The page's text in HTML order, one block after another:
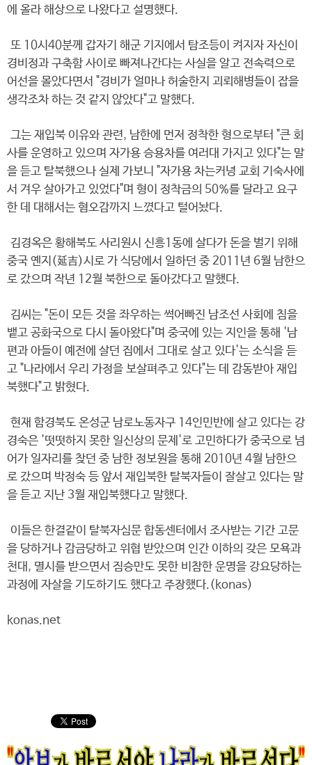
에 올라 해상으로 나왔다고 설명했다.
또 10시40분께 갑자기 해군 기지에서 탐조등이 켜지자 자신이
경비정과 구축함 사이로 빠져나간다는 사실을 알고 전속력으로
어선을 몰았다면서 "경비가 얼마나 허술한지 괴뢰해병들이 잡을
생각조차 하는 것 같지 않았다"고 말했다.
그는 재입북 이유와 관련, 남한에 먼저 정착한 형으로부터 "큰 회
사를 운영하고 있으며 자가용 승용차를 여러대 가지고 있다"는 말
을 듣고 탈북했으나 실제 가보니 "자가용 차는커녕 교회 기숙사에
서 겨우 살아가고 있었다"며 형이 정착금의 50%를 달라고 요구
한 데 대해서는 혐오감까지 느꼈다고 털어놨다.
김경옥은 황해북도 사리원시 신흥1동에 살다가 돈을 벌기 위해
중국 옌지(延吉)시로 가 식당에서 일하던 중 2011년 6월 남한으
로 갔으며 작년 12월 북한으로 돌아갔다고 말했다.
김씨는 "돈이 모든 것을 좌우하는 썩어빠진 남조선 사회에 침을
뱉고 공화국으로 다시 돌아왔다"며 중국에 있는 지인을 통해 '남
편과 아들이 예전에 살던 집에서 그대로 살고 있다'는 소식을 듣
고 "나라에서 우리 가정을 보살펴주고 있다"는 데 감동받아 재입
북했다"고 밝혔다.
현재 함경북도 온성군 남로노동자구 14인민반에 살고 있다는 강
경숙은 '떳떳하지 못한 일신상의 문제'로 고민하다가 중국으로 넘
어가 일자리를 찾던 중 남한 정보원을 통해 2010년 4월 남한으
로 갔으며 박정숙 등 앞서 재입북한 탈북자들이 잘살고 있다는 말
을 듣고 지난 3월 재입북했다고 말했다.
이들은 한결같이 탈북자심문 합동센터에서 조사받는 기간 고문
을 당하거나 감금당하고 위협 받았으며 인간 이하의 갖은 모욕과
천대, 멸시를 받으면서 짐승만도 못한 비참한 운명을 강요당하는
과정에 자살을 기도하기도 했다고 주장했다.(konas)
konas.net